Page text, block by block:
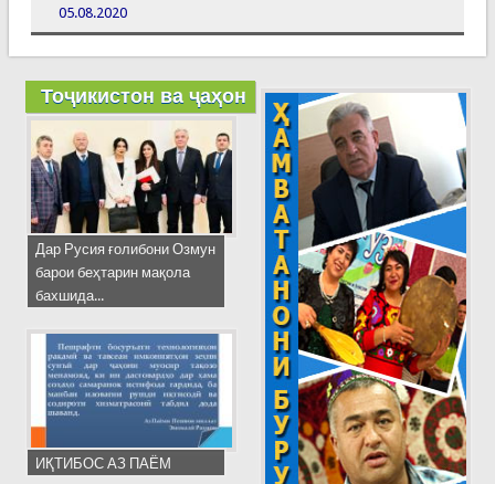
05.08.2020
Тоҷикистон ва ҷаҳон
Дар Русия ғолибони Озмун
барои беҳтарин мақола
бахшида...
ИҚТИБОС АЗ ПАЁМ